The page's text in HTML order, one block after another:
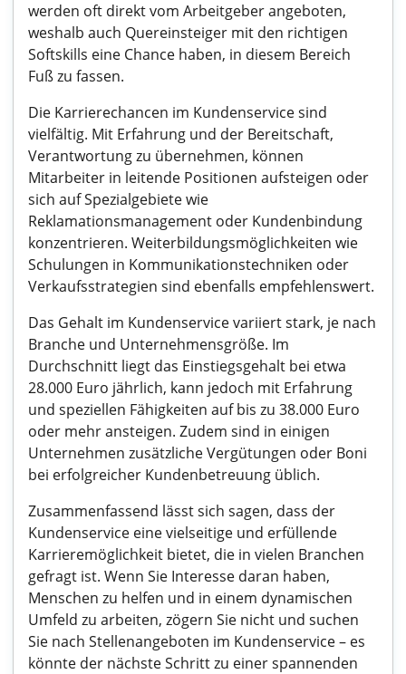
werden oft direkt vom Arbeitgeber angeboten,
weshalb auch Quereinsteiger mit den richtigen
Softskills eine Chance haben, in diesem Bereich
Fuß zu fassen.
Die Karrierechancen im Kundenservice sind
vielfältig. Mit Erfahrung und der Bereitschaft,
Verantwortung zu übernehmen, können
Mitarbeiter in leitende Positionen aufsteigen oder
sich auf Spezialgebiete wie
Reklamationsmanagement oder Kundenbindung
konzentrieren. Weiterbildungsmöglichkeiten wie
Schulungen in Kommunikationstechniken oder
Verkaufsstrategien sind ebenfalls empfehlenswert.
Das Gehalt im Kundenservice variiert stark, je nach
Branche und Unternehmensgröße. Im
Durchschnitt liegt das Einstiegsgehalt bei etwa
28.000 Euro jährlich, kann jedoch mit Erfahrung
und speziellen Fähigkeiten auf bis zu 38.000 Euro
oder mehr ansteigen. Zudem sind in einigen
Unternehmen zusätzliche Vergütungen oder Boni
bei erfolgreicher Kundenbetreuung üblich.
Zusammenfassend lässt sich sagen, dass der
Kundenservice eine vielseitige und erfüllende
Karrieremöglichkeit bietet, die in vielen Branchen
gefragt ist. Wenn Sie Interesse daran haben,
Menschen zu helfen und in einem dynamischen
Umfeld zu arbeiten, zögern Sie nicht und suchen
Sie nach Stellenangeboten im Kundenservice – es
könnte der nächste Schritt zu einer spannenden